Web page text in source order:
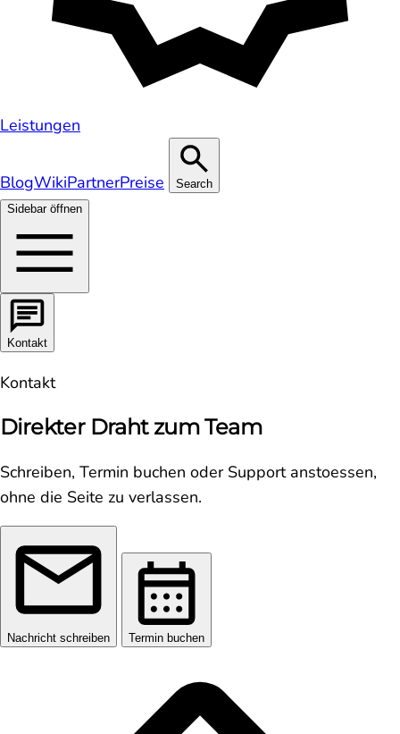
Leistungen
BlogWikiPartnerPreise
Search
Sidebar öffnen
Kontakt
Kontakt
Direkter Draht zum Team
Schreiben, Termin buchen oder Support anstoessen,
ohne die Seite zu verlassen.
Nachricht schreiben Termin buchen